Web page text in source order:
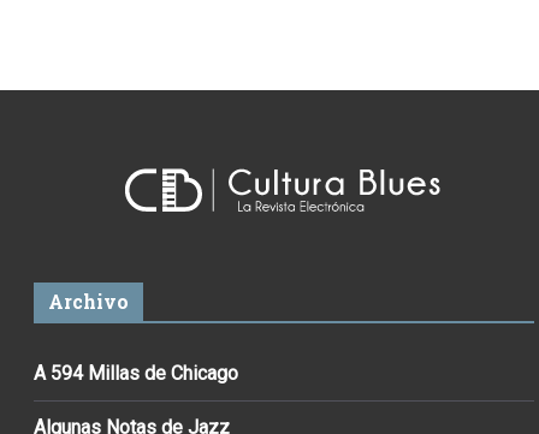
Archivo
A 594 Millas de Chicago
Algunas Notas de Jazz